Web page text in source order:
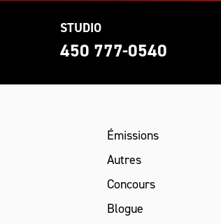
STUDIO
450 777-0540
Émissions
Autres
Concours
Blogue